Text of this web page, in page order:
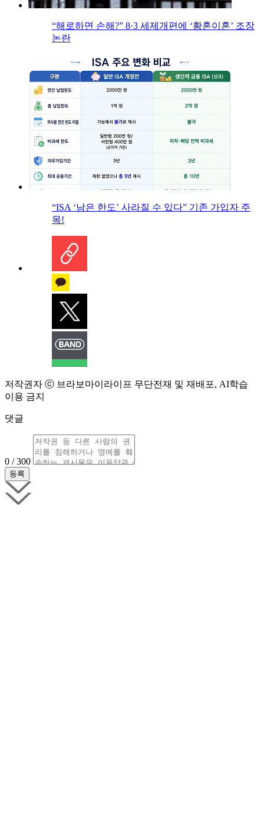
“해로하면 손해?” 8·3 세제개편에 ‘황혼이혼’ 조장
논란
“ISA ‘남은 한도’ 사라질 수 있다” 기존 가입자 주
목!
저작권자 ⓒ 브라보마이라이프 무단전재 및 재배포, AI학습
이용 금지
댓글
0 / 300